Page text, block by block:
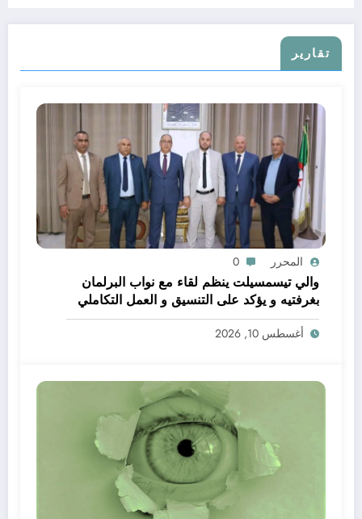
تقارير
المحرر 0
والي تيسمسيلت ينظم لقاء مع نواب البرلمان
بغرفتيه و يؤكد على التنسيق و العمل التكاملي
خدمة للتنمية و المواطن
أغسطس 10, 2026